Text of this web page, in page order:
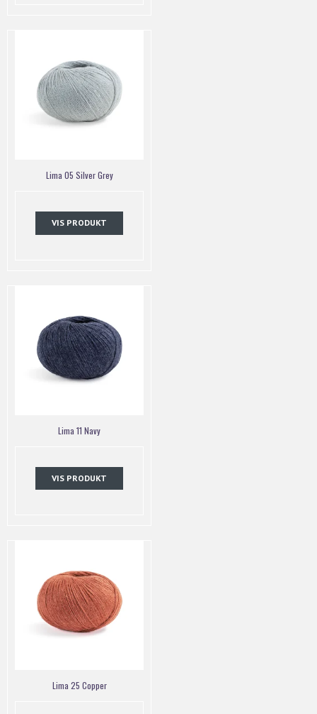
Lima 05 Silver Grey
VIS PRODUKT
Lima 11 Navy
VIS PRODUKT
Lima 25 Copper